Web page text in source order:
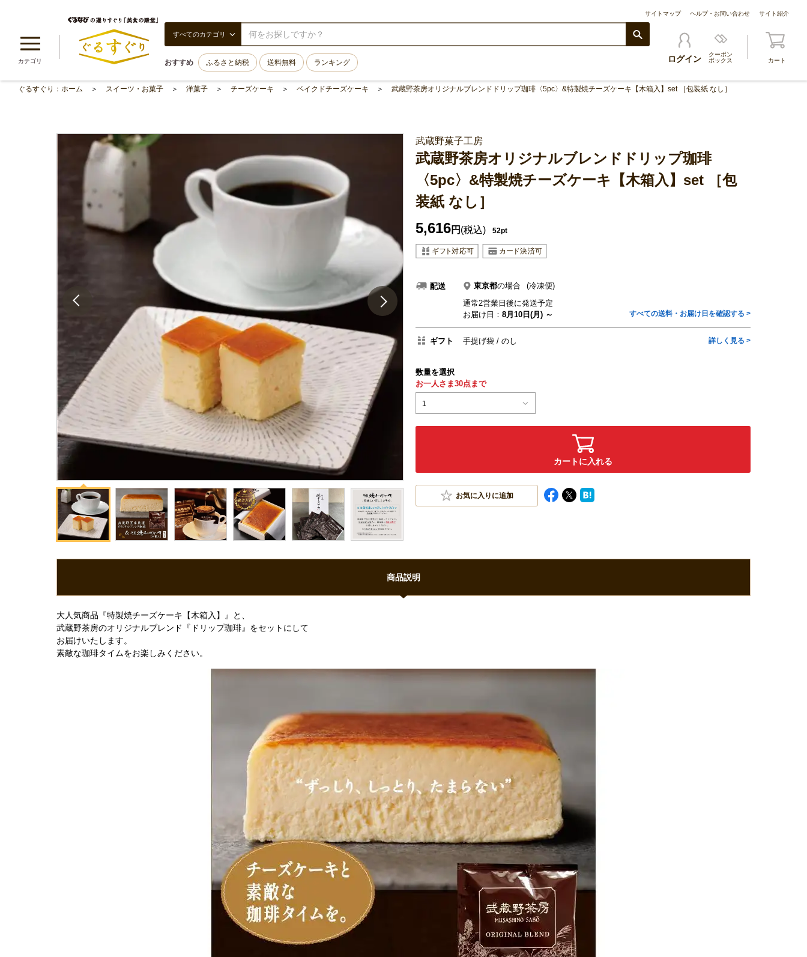
サイトマップ ヘルプ・お問い合わせ サイト紹介
カテゴリ
すべてのカテゴリ
おすすめ ふるさと納税 送料無料 ランキング ログイン
クーポン
ボックス
カート
ぐるすぐり：ホーム スイーツ・お菓子 洋菓子 チーズケーキ ベイクドチーズケーキ 武蔵野茶房オリジナルブレンドドリップ珈琲〈5pc〉&特製焼チーズケーキ【木箱入】set ［包装紙 なし］
武蔵野菓子工房
武蔵野茶房オリジナルブレンドドリップ珈琲
〈5pc〉&特製焼チーズケーキ【木箱入】set ［包
装紙 なし］
5,616円 (税込) 52pt
配送 東京都の場合
(冷凍便)
通常2営業日後に発送予定
お届け日： 8月10日(月) ～ すべての送料・お届け日を確認する >
ギフト 手提げ袋 のし 詳しく見る >
数量を選択
お一人さま30点まで
1
カートに入れる
お気に入りに追加
商品説明
大人気商品『特製焼チーズケーキ【木箱入】』と、
武蔵野茶房のオリジナルブレンド『ドリップ珈琲』をセットにして
お届けいたします。
素敵な珈琲タイムをお楽しみください。